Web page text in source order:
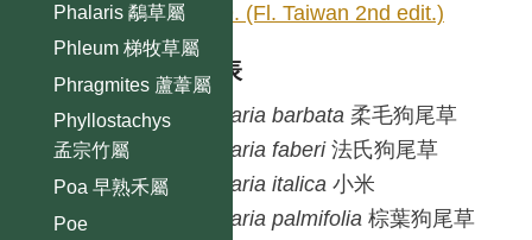
Phalaris 鷸草屬
Phleum 梯牧草屬
Phragmites 蘆葦屬
Phyllostachys
孟宗竹屬
Poa 早熟禾屬
Poe
509. (Fl. Taiwan 2nd edit.)
種列表
Setaria barbata 柔毛狗尾草
Setaria faberi 法氏狗尾草
Setaria italica 小米
Setaria palmifolia 棕葉狗尾草